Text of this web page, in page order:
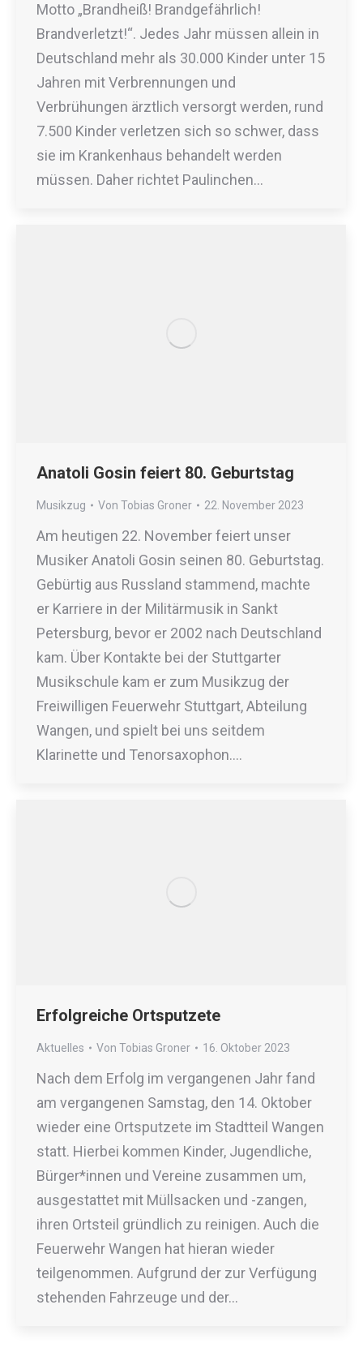
Motto „Brandheiß! Brandgefährlich!
Brandverletzt!“. Jedes Jahr müssen allein in
Deutschland mehr als 30.000 Kinder unter 15
Jahren mit Verbrennungen und
Verbrühungen ärztlich versorgt werden, rund
7.500 Kinder verletzen sich so schwer, dass
sie im Krankenhaus behandelt werden
müssen. Daher richtet Paulinchen…
Anatoli Gosin feiert 80. Geburtstag
Musikzug Von Tobias Groner 22. November 2023
Am heutigen 22. November feiert unser
Musiker Anatoli Gosin seinen 80. Geburtstag.
Gebürtig aus Russland stammend, machte
er Karriere in der Militärmusik in Sankt
Petersburg, bevor er 2002 nach Deutschland
kam. Über Kontakte bei der Stuttgarter
Musikschule kam er zum Musikzug der
Freiwilligen Feuerwehr Stuttgart, Abteilung
Wangen, und spielt bei uns seitdem
Klarinette und Tenorsaxophon.…
Erfolgreiche Ortsputzete
Aktuelles Von Tobias Groner 16. Oktober 2023
Nach dem Erfolg im vergangenen Jahr fand
am vergangenen Samstag, den 14. Oktober
wieder eine Ortsputzete im Stadtteil Wangen
statt. Hierbei kommen Kinder, Jugendliche,
Bürger*innen und Vereine zusammen um,
ausgestattet mit Müllsacken und -zangen,
ihren Ortsteil gründlich zu reinigen. Auch die
Feuerwehr Wangen hat hieran wieder
teilgenommen. Aufgrund der zur Verfügung
stehenden Fahrzeuge und der…